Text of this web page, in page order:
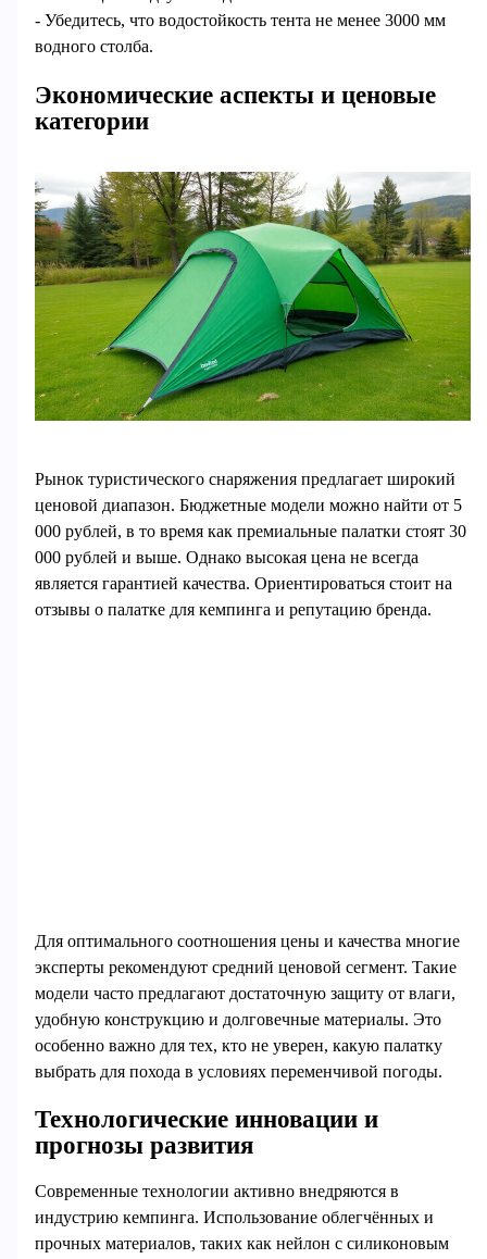
- Убедитесь, что водостойкость тента не менее 3000 мм
водного столба.
Экономические аспекты и ценовые
категории
Рынок туристического снаряжения предлагает широкий
ценовой диапазон. Бюджетные модели можно найти от 5
000 рублей, в то время как премиальные палатки стоят 30
000 рублей и выше. Однако высокая цена не всегда
является гарантией качества. Ориентироваться стоит на
отзывы о палатке для кемпинга и репутацию бренда.
Для оптимального соотношения цены и качества многие
эксперты рекомендуют средний ценовой сегмент. Такие
модели часто предлагают достаточную защиту от влаги,
удобную конструкцию и долговечные материалы. Это
особенно важно для тех, кто не уверен, какую палатку
выбрать для похода в условиях переменчивой погоды.
Технологические инновации и
прогнозы развития
Современные технологии активно внедряются в
индустрию кемпинга. Использование облегчённых и
прочных материалов, таких как нейлон с силиконовым